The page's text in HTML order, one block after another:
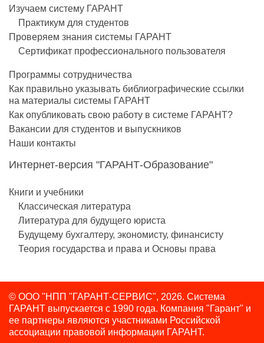
Изучаем систему ГАРАНТ
Практикум для студентов
Проверяем знания системы ГАРАНТ
Сертификат профессионального пользователя
Программы сотрудничества
Как правильно указывать библиографические ссылки
на материалы системы ГАРАНТ
Как опубликовать свою работу в системе ГАРАНТ?
Вакансии для студентов и выпускников
Наши контакты
Интернет-версия "ГАРАНТ-Образование"
Книги и учебники
Классическая литература
Литература для будущего юриста
Будущему бухгалтеру, экономисту, финансисту
Теория государства и права и Основы права
© ООО "НПП "ГАРАНТ-СЕРВИС", 2026. Система
ГАРАНТ выпускается с 1990 года. Компания "Гарант" и
ее партнеры являются участниками Российской
ассоциации правовой информации ГАРАНТ.